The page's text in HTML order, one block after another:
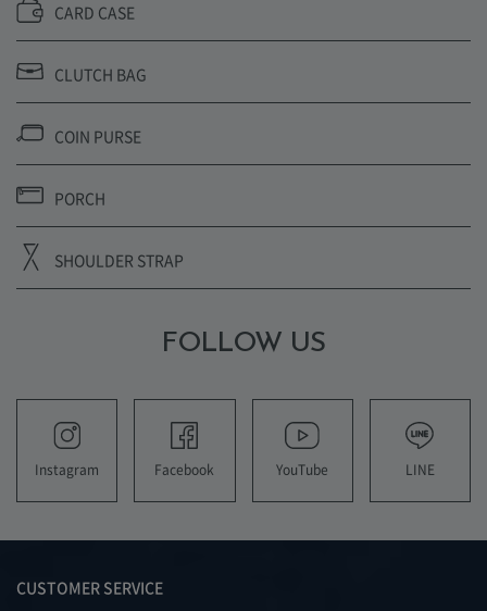
CARD CASE
CLUTCH BAG
COIN PURSE
PORCH
SHOULDER STRAP
FOLLOW US
Instagram Facebook YouTube LINE
CUSTOMER SERVICE